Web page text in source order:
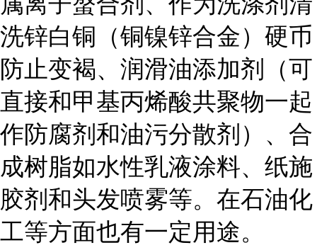
洗锌白铜（铜镍锌合金）硬币
防止变褐、润滑油添加剂（可
直接和甲基丙烯酸共聚物一起
作防腐剂和油污分散剂）、合
成树脂如水性乳液涂料、纸施
胶剂和头发喷雾等。在石油化
工等方面也有一定用途。